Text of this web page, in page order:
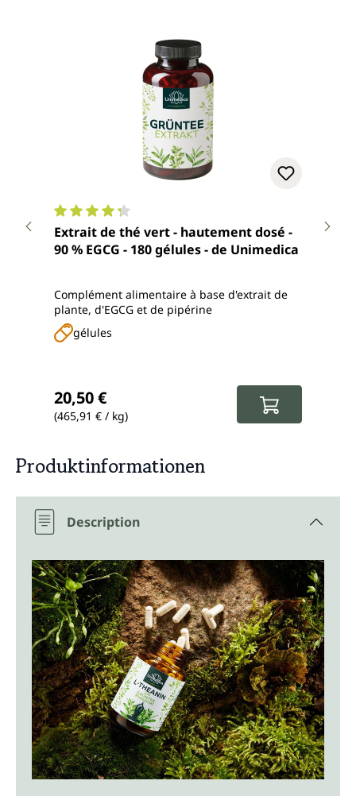
Note moyenne de 4.3 sur 5 étoiles
Extrait de thé vert - hautement dosé -
90 % EGCG - 180 gélules - de Unimedica
Complément alimentaire à base d'extrait de
plante, d'EGCG et de pipérine
gélules
20,50 €
(465,91 € / kg)
Produktinformationen
Description